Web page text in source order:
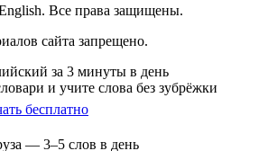
Все права защищены.
сайта запрещено.
за 3 минуты в день
и учите слова без зубрёжки
бесплатно
— 3–5 слов в день